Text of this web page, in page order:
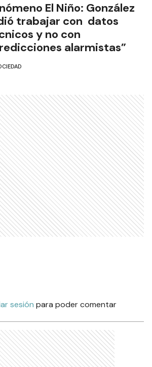
El Niño: González
trabajar con datos
y no con
alarmistas”
sesión para poder comentar